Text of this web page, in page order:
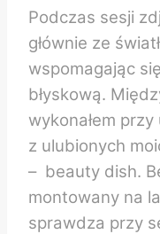
Podczas sesji
głównie ze
wspomagając
błyskową.
wykonałem
z ulubionych
– beauty dish.
montowany na
sprawdza przy